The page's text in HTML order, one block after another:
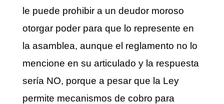
le puede prohibir a un deudor moroso
otorgar poder para que lo represente en
la asamblea, aunque el reglamento no lo
mencione en su articulado y la respuesta
sería NO, porque a pesar que la Ley
permite mecanismos de cobro para